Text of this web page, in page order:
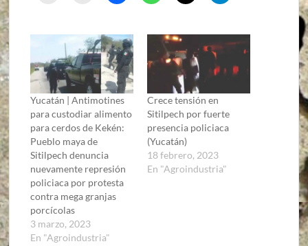
Yucatán | Antimotines
para custodiar alimento
para cerdos de Kekén:
Pueblo maya de
Sitilpech denuncia
nuevamente represión
policiaca por protesta
contra mega granjas
porcícolas
3 marzo, 2023
En "Agroindustria"
Crece tensión en
Sitilpech por fuerte
presencia policiaca
(Yucatán)
18 febrero, 2023
En "Agroindustria"